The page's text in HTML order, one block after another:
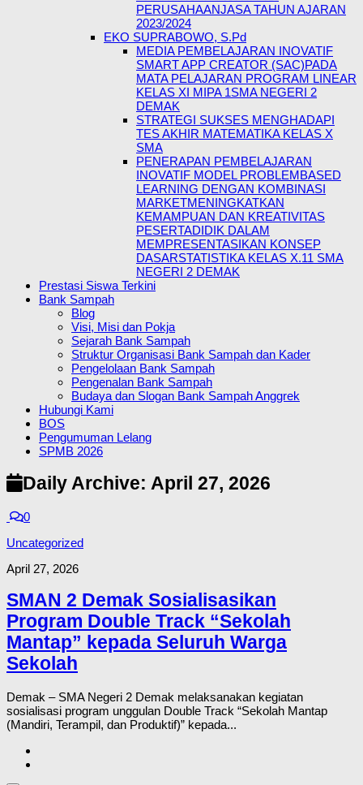
PERUSAHAANJASA TAHUN AJARAN
2023/2024
EKO SUPRABOWO, S.Pd
MEDIA PEMBELAJARAN INOVATIF
SMART APP CREATOR (SAC)PADA
MATA PELAJARAN PROGRAM LINEAR
KELAS XI MIPA 1SMA NEGERI 2
DEMAK
STRATEGI SUKSES MENGHADAPI
TES AKHIR MATEMATIKA KELAS X
SMA
PENERAPAN PEMBELAJARAN
INOVATIF MODEL PROBLEMBASED
LEARNING DENGAN KOMBINASI
MARKETMENINGKATKAN
KEMAMPUAN DAN KREATIVITAS
PESERTADIDIK DALAM
MEMPRESENTASIKAN KONSEP
DASARSTATISTIKA KELAS X.11 SMA
NEGERI 2 DEMAK
Prestasi Siswa Terkini
Bank Sampah
Blog
Visi, Misi dan Pokja
Sejarah Bank Sampah
Struktur Organisasi Bank Sampah dan Kader
Pengelolaan Bank Sampah
Pengenalan Bank Sampah
Budaya dan Slogan Bank Sampah Anggrek
Hubungi Kami
BOS
Pengumuman Lelang
SPMB 2026
Daily Archive: April 27, 2026
0
Uncategorized
April 27, 2026
SMAN 2 Demak Sosialisasikan
Program Double Track “Sekolah
Mantap” kepada Seluruh Warga
Sekolah
Demak – SMA Negeri 2 Demak melaksanakan kegiatan
sosialisasi program unggulan Double Track “Sekolah Mantap
(Mandiri, Terampil, dan Produktif)” kepada...